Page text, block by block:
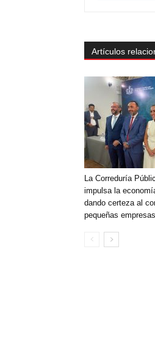
Artículos
La Correduría
impulsa la
dando certeza al
pequeñas empresas